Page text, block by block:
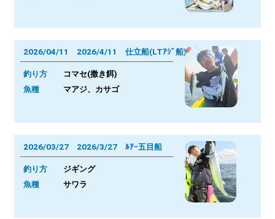
2026/04/11 2026/4/11 仕立船(LTｱｼﾞ船)
釣り方
コマセ(撒き餌)
魚種 マアジ、カサゴ
2026/03/27 2026/3/27 ﾙｱｰ五目船
釣り方 ジギング
魚種 サワラ